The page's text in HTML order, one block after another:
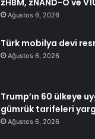
zHBM, zNAND-O ve
Ağustos 6, 2026
Türk mobilya devi
Ağustos 6, 2026
Trump’ın 60 ülkeye
gümrük tarifeleri
Ağustos 6, 2026